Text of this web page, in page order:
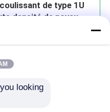
de type 1U
densité de noyau
looking